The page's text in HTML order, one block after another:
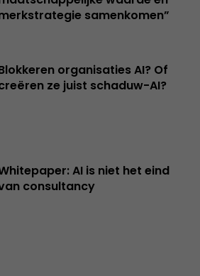
samenkomen”
organisaties AI? Of
ze juist schaduw-AI?
AI is niet het eind
consultancy